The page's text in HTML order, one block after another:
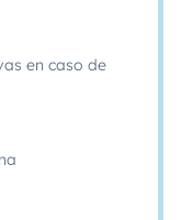
en caso de